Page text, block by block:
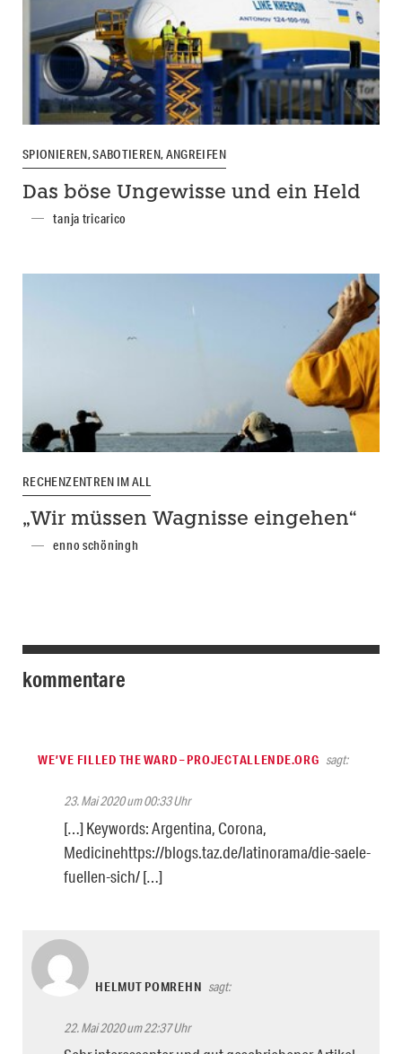
SPIONIEREN, SABOTIEREN, ANGREIFEN
Das böse Ungewisse und ein Held
tanja tricarico
RECHENZENTREN IM ALL
„Wir müssen Wagnisse eingehen“
enno schöningh
kommentare
WE’VE FILLED THE WARD – PROJECTALLENDE.ORG sagt:
23. Mai 2020 um 00:33 Uhr
[…] Keywords: Argentina, Corona,
Medicinehttps://blogs.taz.de/latinorama/die-saele-
fuellen-sich/ […]
HELMUT POMREHN sagt:
22. Mai 2020 um 22:37 Uhr